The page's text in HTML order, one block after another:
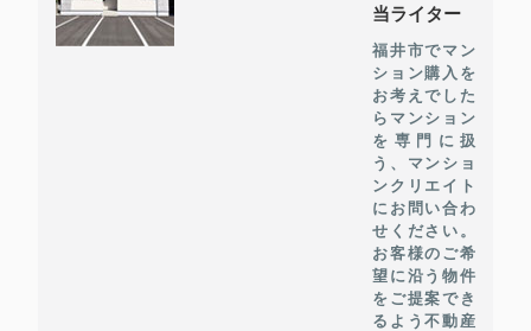
当ライター
福井市でマン
ション購入を
お考えでした
らマンション
を専門に扱
う、マンショ
ンクリエイト
にお問い合わ
せください。
お客様のご希
望に沿う物件
をご提案でき
るよう不動産